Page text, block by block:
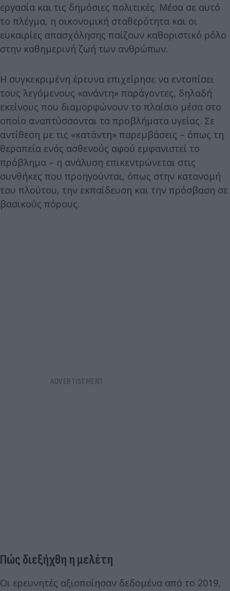
εργασία και τις δημόσιες πολιτικές. Μέσα σε αυτό
το πλέγμα, η οικονομική σταθερότητα και οι
ευκαιρίες απασχόλησης παίζουν καθοριστικό ρόλο
στην καθημερινή ζωή των ανθρώπων.
Η συγκεκριμένη έρευνα επιχείρησε να εντοπίσει
τους λεγόμενους «ανάντη» παράγοντες, δηλαδή
εκείνους που διαμορφώνουν το πλαίσιο μέσα στο
οποίο αναπτύσσονται τα προβλήματα υγείας. Σε
αντίθεση με τις «κατάντη» παρεμβάσεις – όπως τη
θεραπεία ενός ασθενούς αφού εμφανιστεί το
πρόβλημα – η ανάλυση επικεντρώνεται στις
συνθήκες που προηγούνται, όπως στην κατανομή
του πλούτου, την εκπαίδευση και την πρόσβαση σε
βασικούς πόρους.
Πώς διεξήχθη η μελέτη
Οι ερευνητές αξιοποίησαν δεδομένα από το 2019,